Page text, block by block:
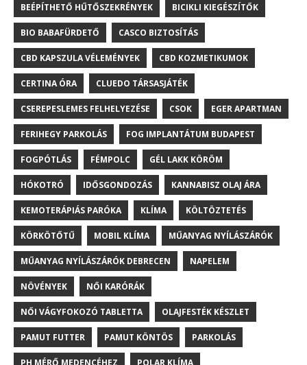
BEÉPÍTHETŐ HŰTŐSZEKRÉNYEK BICIKLI KIEGÉSZÍTŐK
BIO BABAFÜRDETŐ CASCO BIZTOSÍTÁS
CBD KAPSZULA VÉLEMÉNYEK CBD KOZMETIKUMOK
CERTINA ÓRA CLUEDO TÁRSASJÁTÉK
CSEREPESLEMES FELHELYEZÉSE CSOK EGER APARTMAN
FERIHEGY PARKOLÁS FOG IMPLANTÁTUM BUDAPEST
FOGPÓTLÁS FÉMPOLC GÉL LAKK KÖRÖM
HÓKOTRÓ IDŐSGONDOZÁS KANNABISZ OLAJ ÁRA
KEMOTERÁPIÁS PARÓKA KLÍMA KÖLTÖZTETÉS
KÖRKÖTŐTŰ MOBIL KLÍMA MŰANYAG NYÍLÁSZÁRÓK
MŰANYAG NYÍLÁSZÁRÓK DEBRECEN NAPELEM
NÖVÉNYEK NŐI KARÓRÁK
NŐI VÁGYFOKOZÓ TABLETTA OLAJFESTÉK KÉSZLET
PAMUT FUTTER PAMUT KÖNTÖS PARKOLÁS
PH MÉRŐ MEDENCÉHEZ POLAR KLÍMA